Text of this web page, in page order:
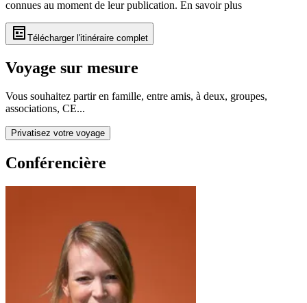
connues au moment de leur publication. En savoir plus
Télécharger l'itinéraire complet
Voyage sur mesure
Vous souhaitez partir en famille, entre amis, à deux, groupes,
associations, CE...
Privatisez votre voyage
Conférencière